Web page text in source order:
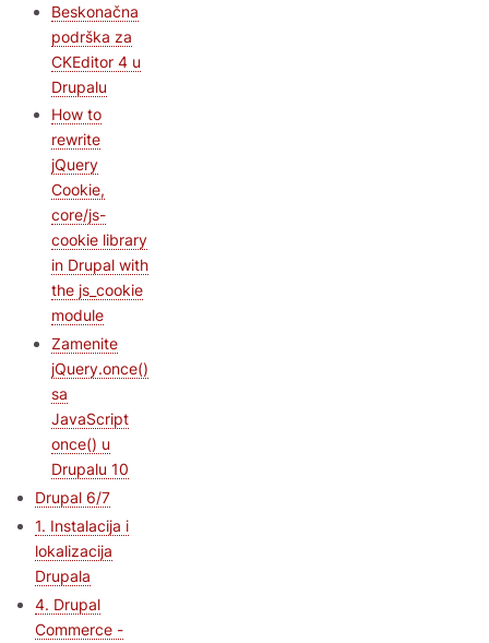
Beskonačna
podrška za
CKEditor 4 u
Drupalu
How to
rewrite
jQuery
Cookie,
core/js-
cookie library
in Drupal with
the js_cookie
module
Zamenite
jQuery.once()
sa
JavaScript
once() u
Drupalu 10
Drupal 6/7
1. Instalacija i
lokalizacija
Drupala
4. Drupal
Commerce -